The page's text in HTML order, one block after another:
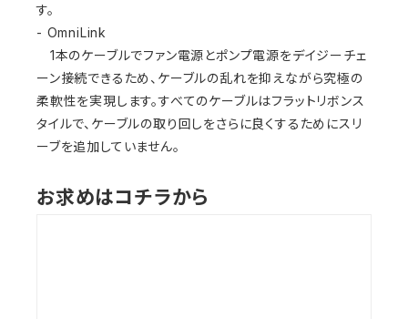
す。
- OmniLink
1本のケーブルでファン電源とポンプ電源をデイジーチェ
ーン接続できるため、ケーブルの乱れを抑えながら究極の
柔軟性を実現します。すべてのケーブルはフラットリボンス
タイルで、ケーブルの取り回しをさらに良くするためにスリ
ーブを追加していません。
お求めはコチラから